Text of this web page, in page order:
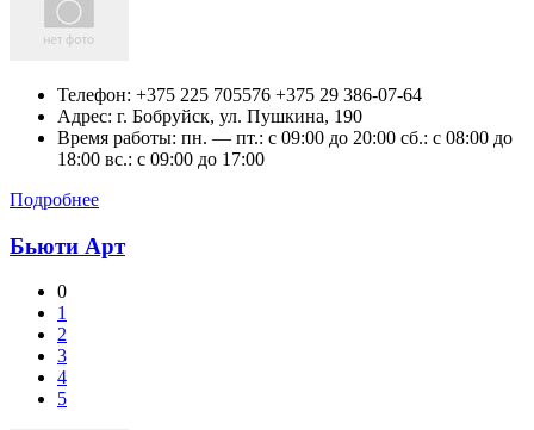
Телефон: +375 225 705576 +375 29 386-07-64
Адрес: г. Бобруйск, ул. Пушкина, 190
Время работы: пн. — пт.: c 09:00 до 20:00 сб.: c 08:00 до
18:00 вс.: c 09:00 до 17:00
Подробнее
Бьюти Арт
0
1
2
3
4
5